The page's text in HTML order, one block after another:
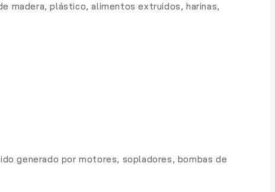
madera, plástico, alimentos extruidos, harinas,
generado por motores, sopladores, bombas de